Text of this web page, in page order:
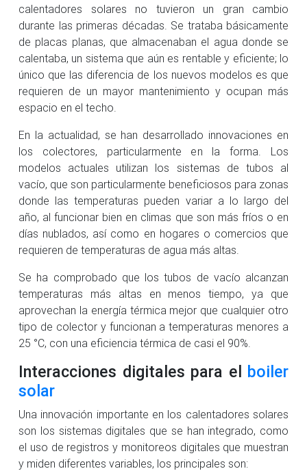
calentadores solares no tuvieron un gran cambio
durante las primeras décadas. Se trataba básicamente
de placas planas, que almacenaban el agua donde se
calentaba, un sistema que aún es rentable y eficiente; lo
único que las diferencia de los nuevos modelos es que
requieren de un mayor mantenimiento y ocupan más
espacio en el techo.
En la actualidad, se han desarrollado innovaciones en
los colectores, particularmente en la forma. Los
modelos actuales utilizan los sistemas de tubos al
vacío, que son particularmente beneficiosos para zonas
donde las temperaturas pueden variar a lo largo del
año, al funcionar bien en climas que son más fríos o en
días nublados, así como en hogares o comercios que
requieren de temperaturas de agua más altas.
Se ha comprobado que los tubos de vacío alcanzan
temperaturas más altas en menos tiempo, ya que
aprovechan la energía térmica mejor que cualquier otro
tipo de colector y funcionan a temperaturas menores a
25 °C, con una eficiencia térmica de casi el 90%.
Interacciones digitales para el boiler
solar
Una innovación importante en los calentadores solares
son los sistemas digitales que se han integrado, como
el uso de registros y monitoreos digitales que muestran
y miden diferentes variables, los principales son: